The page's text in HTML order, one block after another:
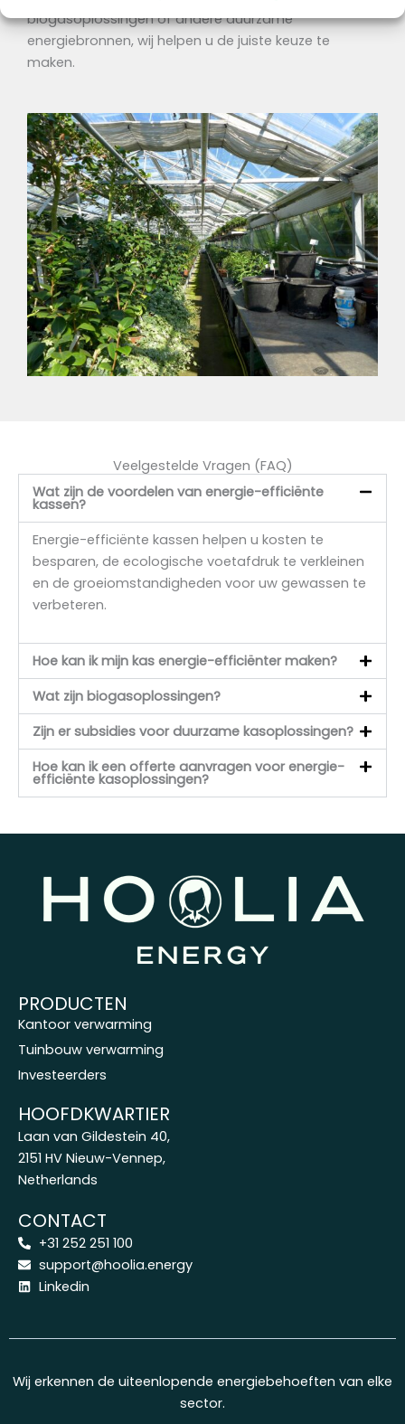
biogasoplossingen of andere duurzame
energiebronnen, wij helpen u de juiste keuze te
maken.
Veelgestelde Vragen (FAQ)
Wat zijn de voordelen van energie-efficiënte
kassen?
Energie-efficiënte kassen helpen u kosten te
besparen, de ecologische voetafdruk te verkleinen
en de groeiomstandigheden voor uw gewassen te
verbeteren.
Hoe kan ik mijn kas energie-efficiënter maken?
Wat zijn biogasoplossingen?
Zijn er subsidies voor duurzame kasoplossingen?
Hoe kan ik een offerte aanvragen voor energie-
efficiënte kasoplossingen?
PRODUCTEN
Kantoor verwarming
Tuinbouw verwarming
Investeerders
HOOFDKWARTIER
Laan van Gildestein 40,
2151 HV Nieuw-Vennep,
Netherlands
CONTACT
+31 252 251 100
support@hoolia.energy
Linkedin
Wij erkennen de uiteenlopende energiebehoeften van elke
sector.